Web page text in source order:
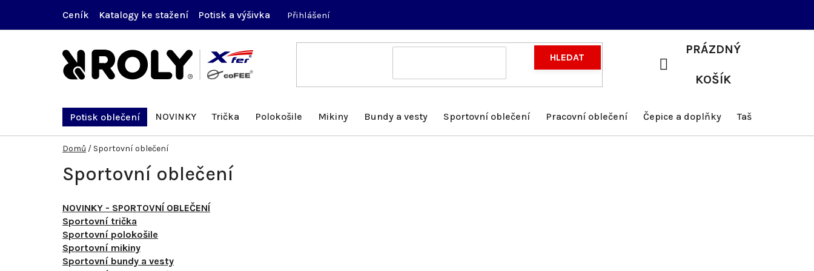
obsah
Ceník Katalogy ke stažení Potisk a výšivka Přihlášení
HLEDAT
NÁKUPNÍ
PRÁZDNÝ
KOŠÍK
Potisk oblečení NOVINKY Trička Polokošile Mikiny Bundy a vesty Sportovní oblečení Pracovní oblečení Čepice a doplňky Tašky a batohy
Domů / Sportovní oblečení
Sportovní oblečení
NOVINKY - SPORTOVNÍ OBLEČENÍ
Sportovní trička
Sportovní polokošile
Sportovní mikiny
Sportovní bundy a vesty